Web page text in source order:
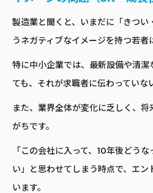
製造業と聞くと、いまだに「きつ
うネガティブなイメージを持つ若者
特に中小企業では、最新設備や清
ても、それが求職者に伝わっていな
また、業界全体が変化に乏しく、
がちです。
「この会社に入って、10年後どう
い」と思わせてしまう時点で、エン
います。